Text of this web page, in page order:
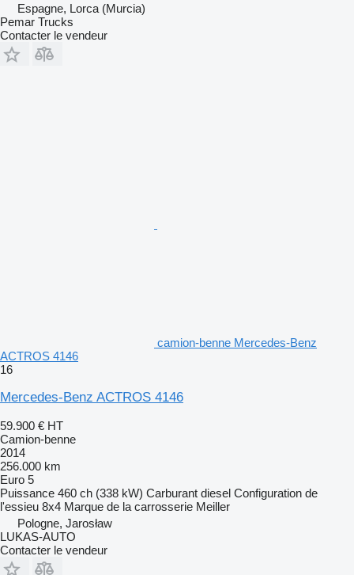
Espagne, Lorca (Murcia)
Pemar Trucks
Contacter le vendeur
camion-benne Mercedes-Benz
ACTROS 4146
16
Mercedes-Benz ACTROS 4146
59.900 € HT
Camion-benne
2014
256.000 km
Euro 5
Puissance 460 ch (338 kW) Carburant diesel Configuration de
l'essieu 8x4 Marque de la carrosserie Meiller
Pologne, Jarosław
LUKAS-AUTO
Contacter le vendeur